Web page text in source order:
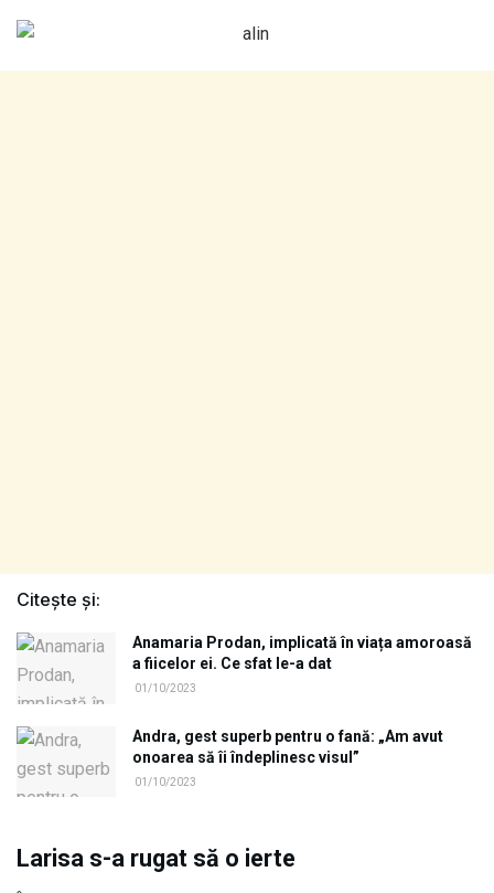
Citește și:
Anamaria Prodan, implicată în viața amoroasă
a fiicelor ei. Ce sfat le-a dat
01/10/2023
Andra, gest superb pentru o fană: „Am avut
onoarea să îi îndeplinesc visul”
01/10/2023
Larisa s-a rugat să o ierte